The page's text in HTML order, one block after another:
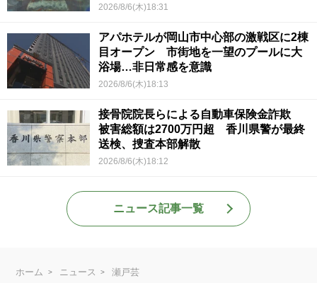
2026/8/6(木)18:31
アパホテルが岡山市中心部の激戦区に2棟
目オープン 市街地を一望のプールに大
浴場…非日常感を意識
2026/8/6(木)18:13
接骨院院長らによる自動車保険金詐欺
被害総額は2700万円超 香川県警が最終
送検、捜査本部解散
2026/8/6(木)18:12
ニュース記事一覧
ホーム ニュース
瀬戸芸